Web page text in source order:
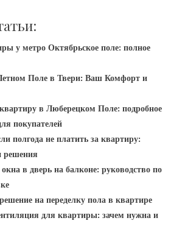
у метро Октябрьское поле: полное
Поле в Твери: Ваш Комфорт и
в Люберецком Поле: подробное
покупателей
полгода не платить за квартиру:
решения
в дверь на балконе: руководство по
на переделку пола в квартире
для квартиры: зачем нужна и